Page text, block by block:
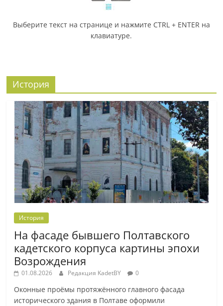
Выберите текст на странице и нажмите CTRL + ENTER на
клавиатуре.
История
История
На фасаде бывшего Полтавского
кадетского корпуса картины эпохи
Возрождения
01.08.2026 Редакция KadetBY 0
Оконные проёмы протяжённого главного фасада
исторического здания в Полтаве оформили